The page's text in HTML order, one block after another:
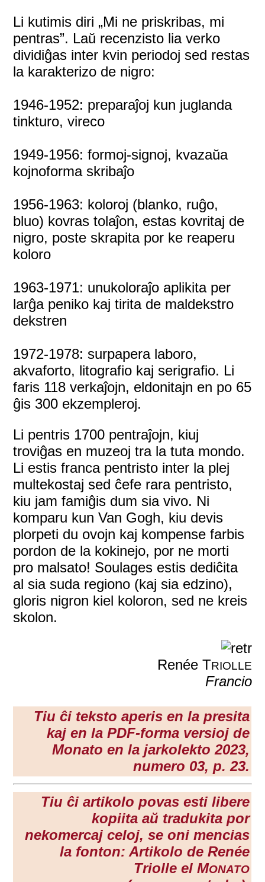
Li kutimis diri „Mi ne priskribas, mi
pentras”. Laŭ recenzisto lia verko
dividiĝas inter kvin periodoj sed restas
la karakterizo de nigro:
1946-1952: preparaĵoj kun juglanda
tinkturo, vireco
1949-1956: formoj-signoj, kvazaŭa
kojnoforma skribaĵo
1956-1963: koloroj (blanko, ruĝo,
bluo) kovras tolaĵon, estas kovritaj de
nigro, poste skrapita por ke reaperu
koloro
1963-1971: unukoloraĵo aplikita per
larĝa peniko kaj tirita de maldekstro
dekstren
1972-1978: surpapera laboro,
akvaforto, litografio kaj serigrafio. Li
faris 118 verkaĵojn, eldonitajn en po 65
ĝis 300 ekzempleroj.
Li pentris 1700 pentraĵojn, kiuj
troviĝas en muzeoj tra la tuta mondo.
Li estis franca pentristo inter la plej
multekostaj sed ĉefe rara pentristo,
kiu jam famiĝis dum sia vivo. Ni
komparu kun Van Gogh, kiu devis
plorpeti du ovojn kaj kompense farbis
pordon de la kokinejo, por ne morti
pro malsato! Soulages estis dediĉita
al sia suda regiono (kaj sia edzino),
gloris nigron kiel koloron, sed ne kreis
skolon.
Renée TRIOLLE
Francio
Tiu ĉi teksto aperis en la presita
kaj en la PDF-forma versioj de
Monato en lajarkolekto 2023,
numero 03, p. 23.
Tiu ĉi artikolo povas esti libere
kopiita aŭ tradukita por
nekomercaj celoj, se oni mencias
la fonton: Artikolo de Renée
Triolle el MONATO